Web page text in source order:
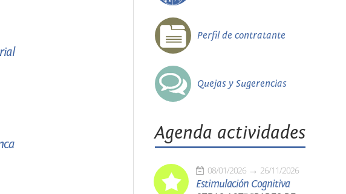
Perfil de contratante
Quejas y Sugerencias
Agenda actividades
08/01/2026 26/11/2026
Estimulación Cognitiva